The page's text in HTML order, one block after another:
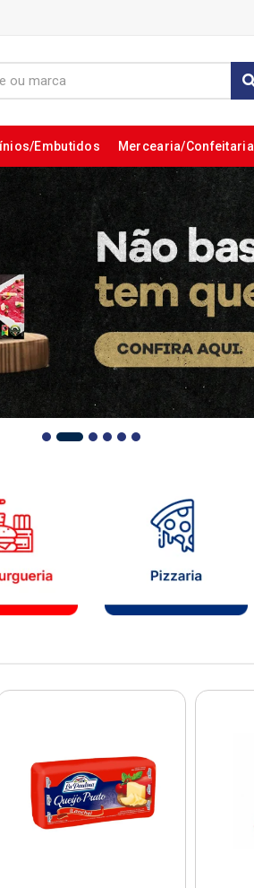
Embutidos Mercearia/Confeitaria